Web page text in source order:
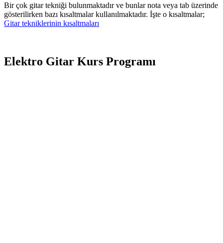
Bir çok gitar tekniği bulunmaktadır ve bunlar nota veya tab üzerinde
gösterilirken bazı kısaltmalar kullanılmaktadır. İşte o kısaltmalar;
Gitar tekniklerinin kısaltmaları
Elektro Gitar Kurs Programı